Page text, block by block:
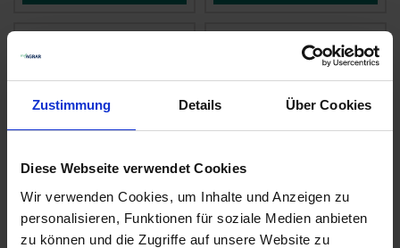
Zustimmung Details Über Cookies
Diese Webseite verwendet Cookies
Wir verwenden Cookies, um Inhalte und Anzeigen zu
personalisieren, Funktionen für soziale Medien anbieten
zu können und die Zugriffe auf unsere Website zu
Fuego Top